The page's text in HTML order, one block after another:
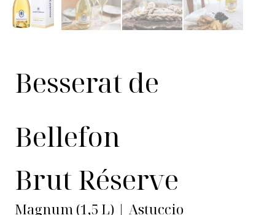
Besserat de
Bellefon
Brut Réserve
Magnum (1,5 L) | Astuccio